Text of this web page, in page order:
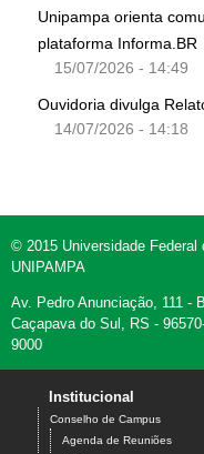
Unipampa orienta
plataforma Informa.BR
15/07/2026 - 14:49
Ouvidoria divulga
14/07/2026 - 14:18
© 2015 Universidade Federal
UNIPAMPA
Av. Pedro Anunciação, 111 -
Caçapava do Sul, RS -
9000
Institucional
Conselho de Campus
Agenda de Reuniões